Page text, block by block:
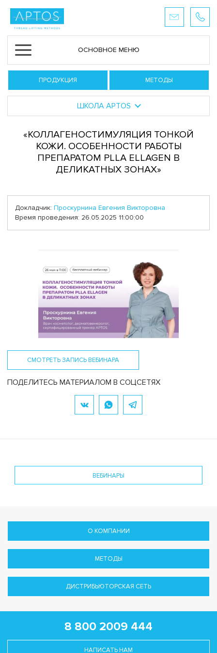
ОСНОВНОЕ МЕНЮ
ПРОДУКЦИЯ МЕТОДЫ
ШКОЛА APTOS
«КОЛЛАГЕНОСТИМУЛЯЦИЯ ТОНКОЙ
КОЖИ. ОСОБЕННОСТИ РАБОТЫ
ПРЕПАРАТОМ PLLA ELLAGEN В
ДЕЛИКАТНЫХ ЗОНАХ»
Докладчик: Проскурнина Евгения Викторовна
Время проведения: 26.05.2025 11:00:00
СМОТРЕТЬ ЗАПИСЬ ВЕБИНАРА
ПОДЕЛИТЕСЬ МАТЕРИАЛОМ В СОЦСЕТЯХ
ВЕБИНАРЫ
О КОМПАНИИ
МЕТОДЫ
ДИСТРИБЬЮТОРСКАЯ СЕТЬ
8 800 2009 444
НАПИСАТЬ НАМ